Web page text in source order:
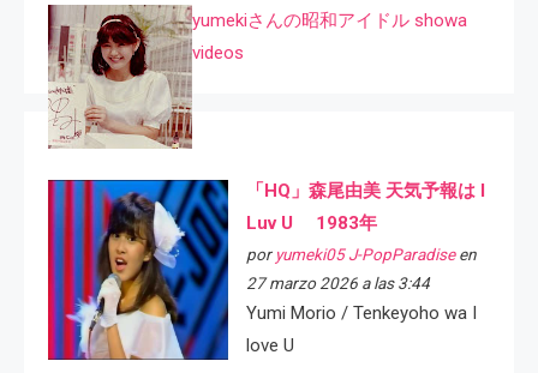
yumekiさんの昭和アイドル showa
videos
「HQ」森尾由美 天気予報は I
Luv U 1983年
por yumeki05 J-PopParadiseen
27 marzo 2026 a las 3:44
Yumi Morio / Tenkeyoho wa I
love U